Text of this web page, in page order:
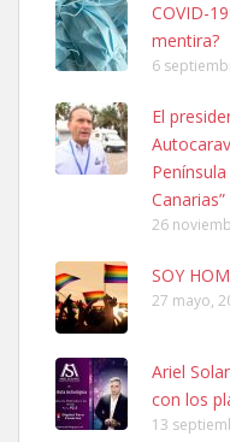
SHIBA PERDIDO AVDA
PERRO MACHO RAZA
06/07/2025 ZONA MESA
Leales.org » Gran Canaria |
Ninfa perdida
COVID-
mentira?
6
El
Canarias”
26
SOY
27 mayo,
Ariel
con los
13